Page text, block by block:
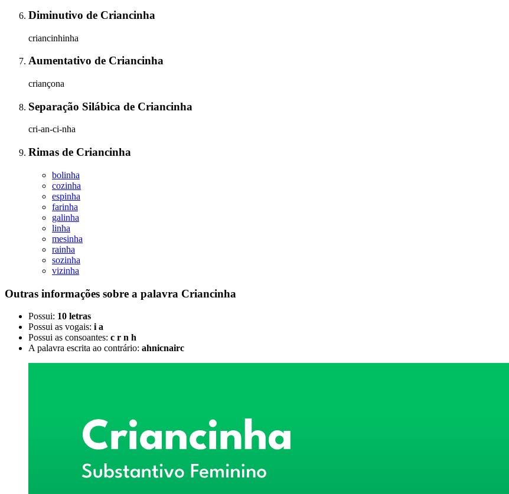
Diminutivo de Criancinha
criancinhinha
Aumentativo de Criancinha
criançona
Separação Silábica de Criancinha
cri-an-ci-nha
Rimas de Criancinha
bolinha
cozinha
espinha
farinha
galinha
linha
mesinha
rainha
sozinha
vizinha
Outras informações sobre a palavra Criancinha
Possui: 10 letras
Possui as vogais: i a
Possui as consoantes: c r n h
A palavra escrita ao contrário: ahnicnairc